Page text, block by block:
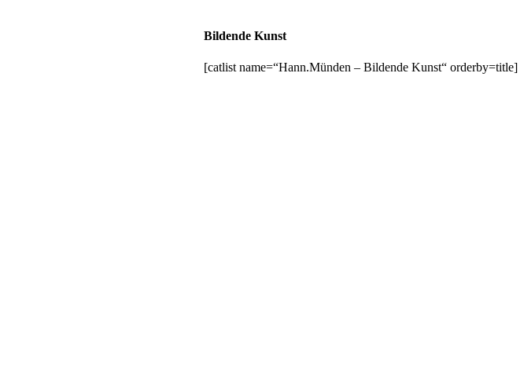
Bildende Kunst
[catlist name=“Hann.Münden – Bildende Kunst“ orderby=title]